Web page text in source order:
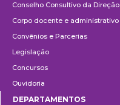
Conselho Consultivo da Direção
Corpo docente e administrativo
Convênios e Parcerias
Legislação
Concursos
Ouvidoria
DEPARTAMENTOS